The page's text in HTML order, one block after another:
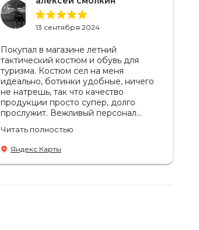
13 сентября 2024
Покупал в магазине летний
тактический костюм и обувь для
туризма. Костюм сел на меня
идеально, ботинки удобные, ничего
не натрешь, так что качество
продукции просто супер, долго
прослужит. Вежливый персонал
большой выбор.
Читать полностью
Яндекс Карты